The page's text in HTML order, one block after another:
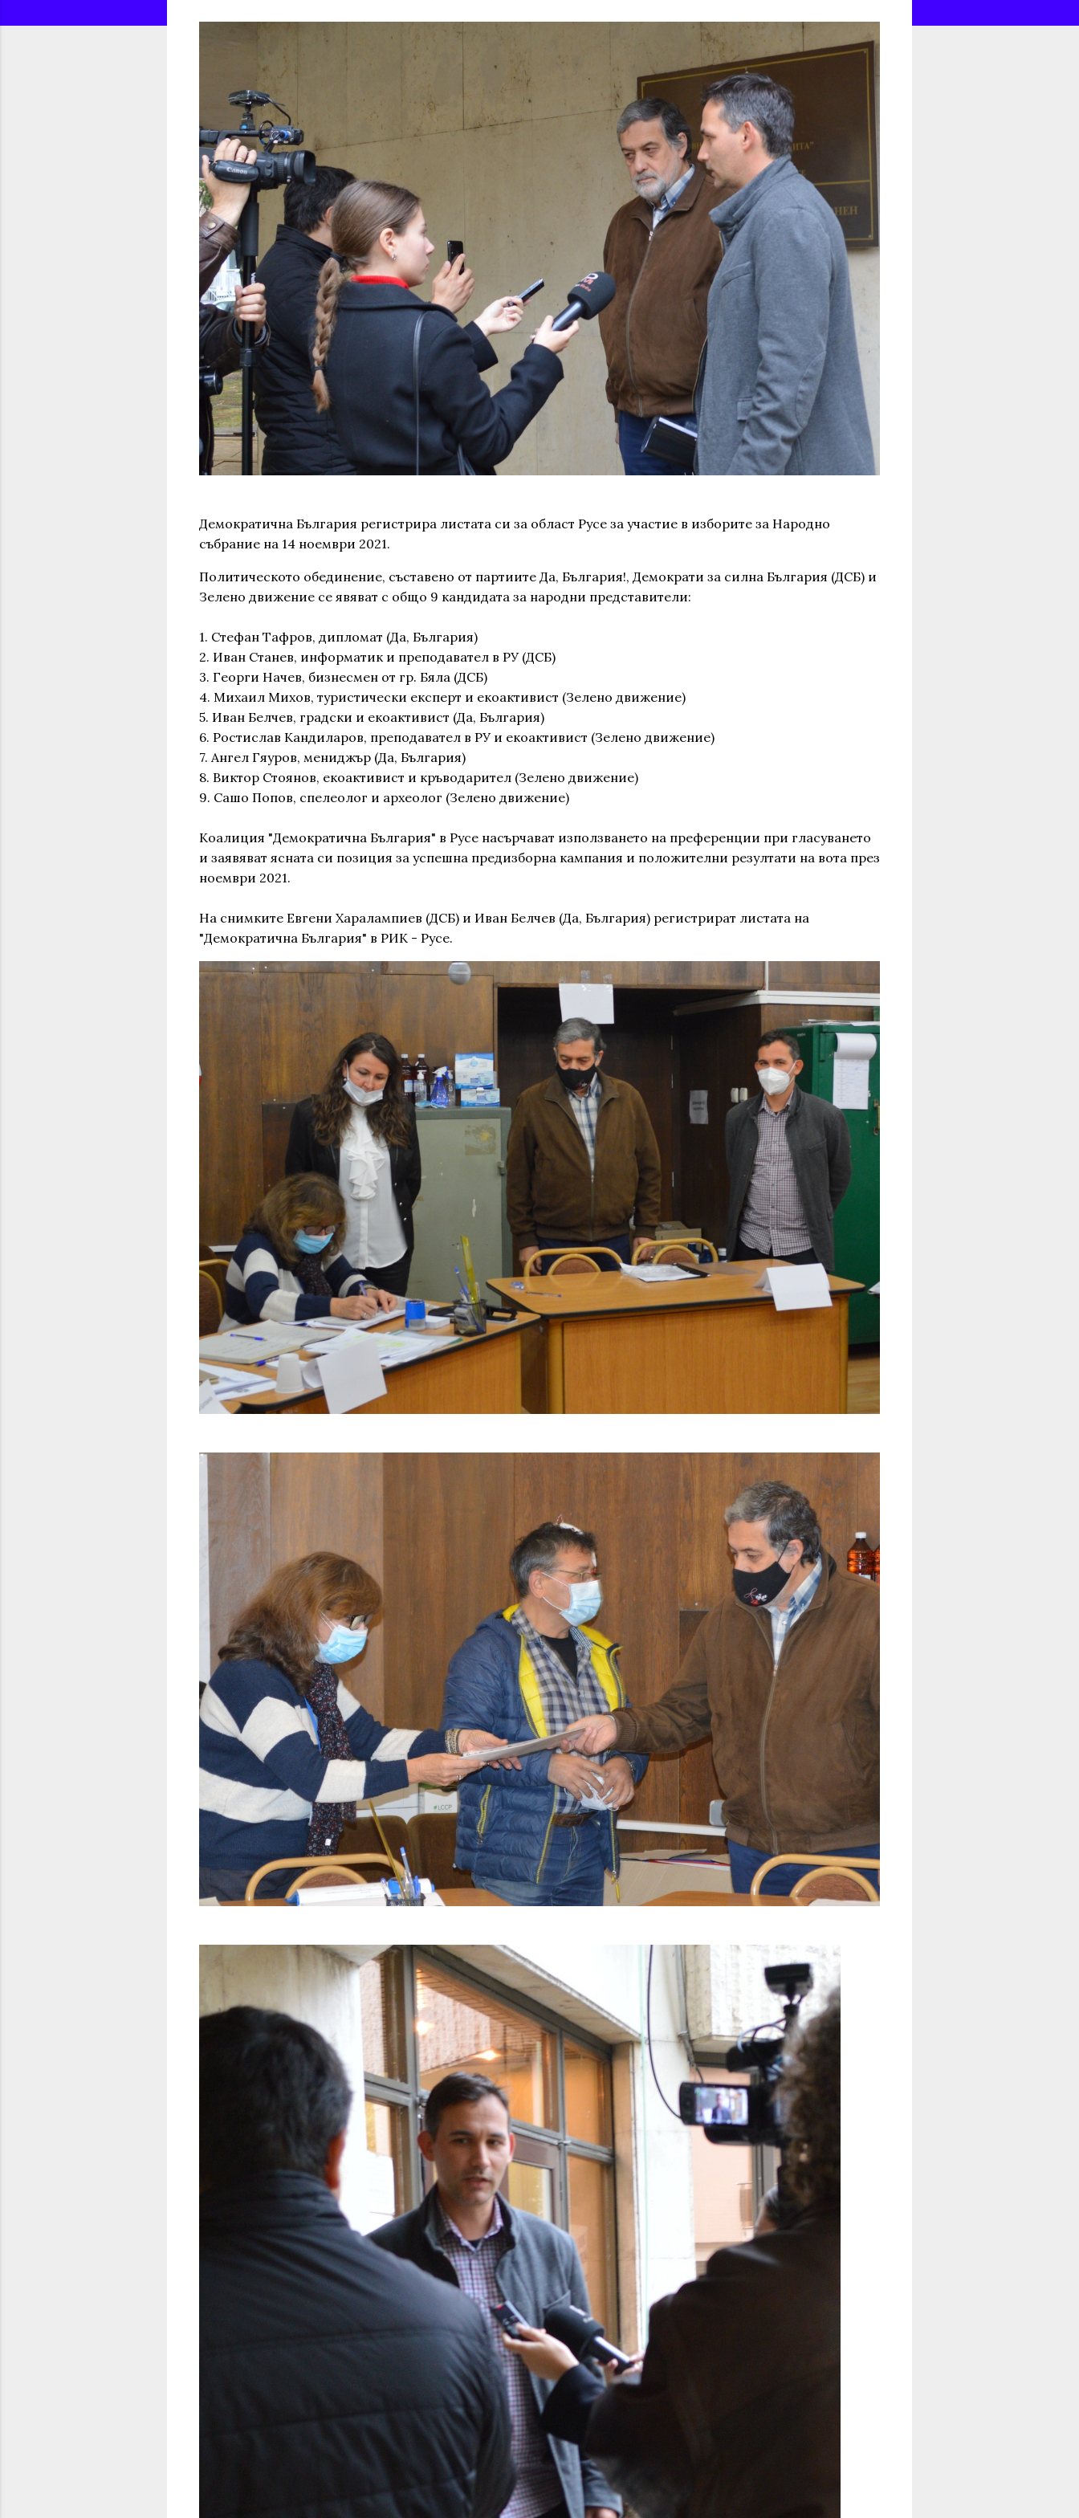
Демократична България регистрира листата си за област Русе за участие в изборите за Народно
събрание на 14 ноември 2021.
Политическото обединение, съставено от партиите Да, България!, Демократи за силна България (ДСБ) и
Зелено движение се явяват с общо 9 кандидата за народни представители:
1. Стефан Тафров, дипломат (Да, България)
2. Иван Станев, информатик и преподавател в РУ (ДСБ)
3. Георги Начев, бизнесмен от гр. Бяла (ДСБ)
4. Михаил Михов, туристически експерт и екоактивист (Зелено движение)
5. Иван Белчев, градски и екоактивист (Да, България)
6. Ростислав Кандиларов, преподавател в РУ и екоактивист (Зелено движение)
7. Ангел Гяуров, мениджър (Да, България)
8. Виктор Стоянов, екоактивист и кръводарител (Зелено движение)
9. Сашо Попов, спелеолог и археолог (Зелено движение)
Коалиция "Демократична България" в Русе насърчават използването на преференции при гласуването
и заявяват ясната си позиция за успешна предизборна кампания и положителни резултати на вота през
ноември 2021.
На снимките Евгени Харалампиев (ДСБ) и Иван Белчев (Да, България) регистрират листата на
"Демократична България" в РИК - Русе.